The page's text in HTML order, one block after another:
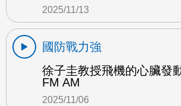
2025/11/13
國防戰力強
徐子圭教授飛機的心臟發
FM AM
2025/11/06